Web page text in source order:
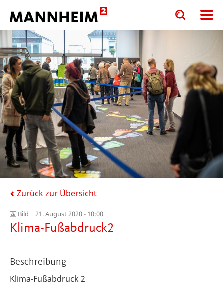
Toggle
search
input
Toggle
search
input
Zurück zur Übersicht
Bild | 21. August 2020 - 10:00
Klima-Fußabdruck2
Beschreibung
Klima-Fußabdruck 2